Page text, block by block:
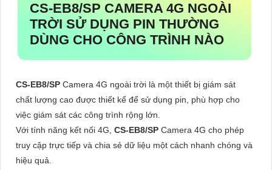
CS-EB8/SP CAMERA 4G NGOÀI
TRỜI SỬ DỤNG PIN THƯỜNG
DÙNG CHO CÔNG TRÌNH NÀO
CS-EB8/SP Camera 4G ngoài trời là một thiết bị giám sát
chất lượng cao được thiết kế để sử dụng pin, phù hợp cho
việc giám sát các công trình rộng lớn.
Với tính năng kết nối 4G, CS-EB8/SP Camera 4G cho phép
truy cập trực tiếp và chia sẻ dữ liệu một cách nhanh chóng và
hiệu quả.